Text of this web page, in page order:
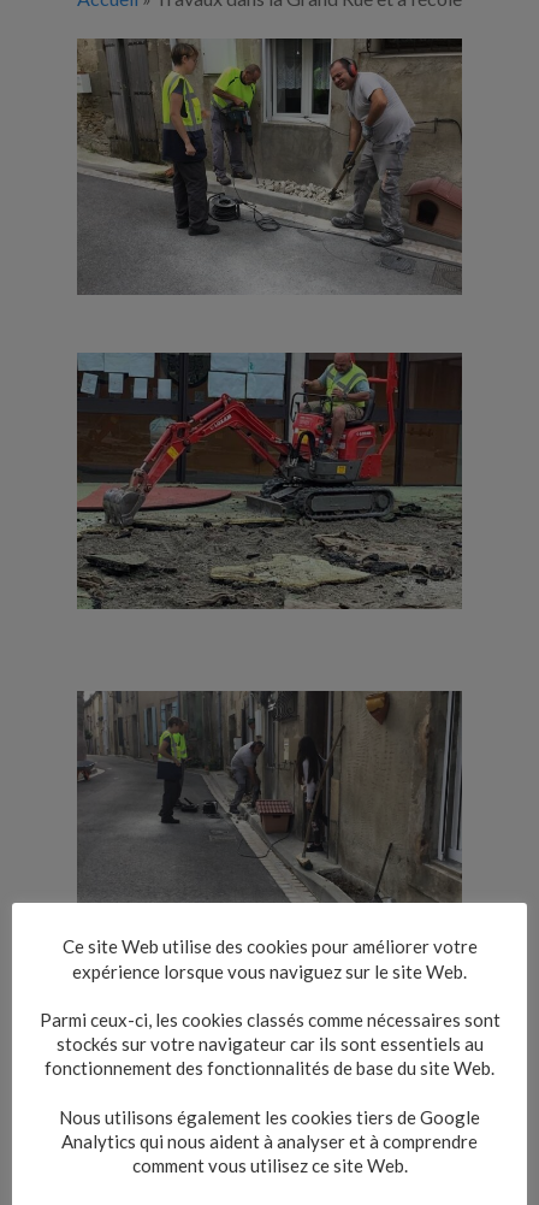
Ce site Web utilise des cookies pour améliorer votre
expérience lorsque vous naviguez sur le site Web.
Parmi ceux-ci, les cookies classés comme nécessaires sont
stockés sur votre navigateur car ils sont essentiels au
fonctionnement des fonctionnalités de base du site Web.
Nous utilisons également les cookies tiers de Google
Analytics qui nous aident à analyser et à comprendre
comment vous utilisez ce site Web.